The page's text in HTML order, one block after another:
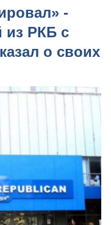
-
из РКБ с
о своих